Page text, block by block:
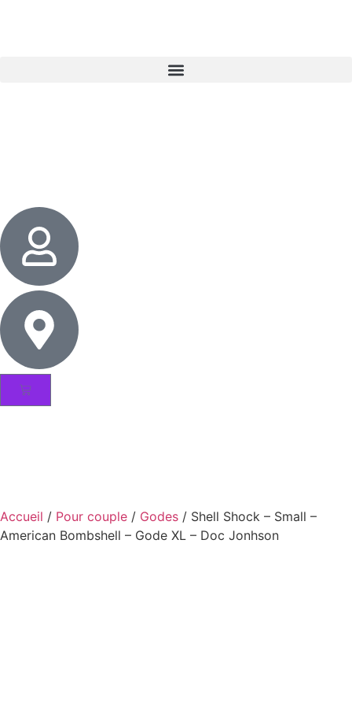
Accueil / Pour couple / Godes / Shell Shock – Small –
American Bombshell – Gode XL – Doc Jonhson